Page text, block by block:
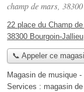
champ de mars,
22 place du Champ
38300 Bourgoin-Jallieu
📞 Appeler ce
Magasin de musique -
Services : magasin